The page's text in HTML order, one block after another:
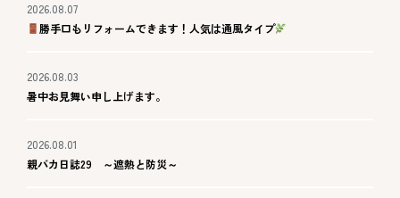
2026.08.07
勝手口もリフォームできます！人気は通風タイプ
2026.08.03
暑中お見舞い申し上げます。
2026.08.01
親バカ日誌29 ～遮熱と防災～